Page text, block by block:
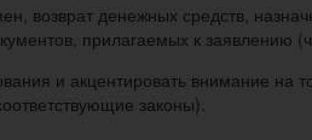
возврат денежных средств,
прилагаемых к заявлению
и акцентировать внимание на
законы).